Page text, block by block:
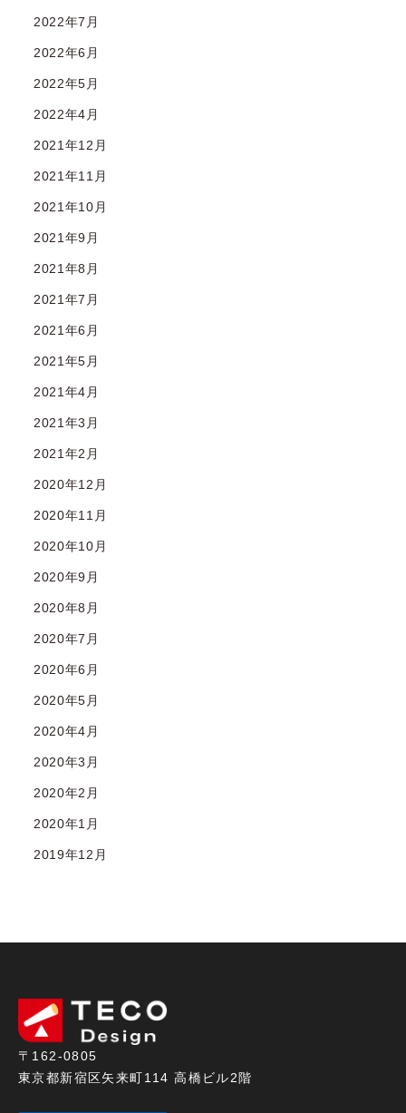
2022年7月
2022年6月
2022年5月
2022年4月
2021年12月
2021年11月
2021年10月
2021年9月
2021年8月
2021年7月
2021年6月
2021年5月
2021年4月
2021年3月
2021年2月
2020年12月
2020年11月
2020年10月
2020年9月
2020年8月
2020年7月
2020年6月
2020年5月
2020年4月
2020年3月
2020年2月
2020年1月
2019年12月
〒162-0805
東京都新宿区矢来町114 高橋ビル2階